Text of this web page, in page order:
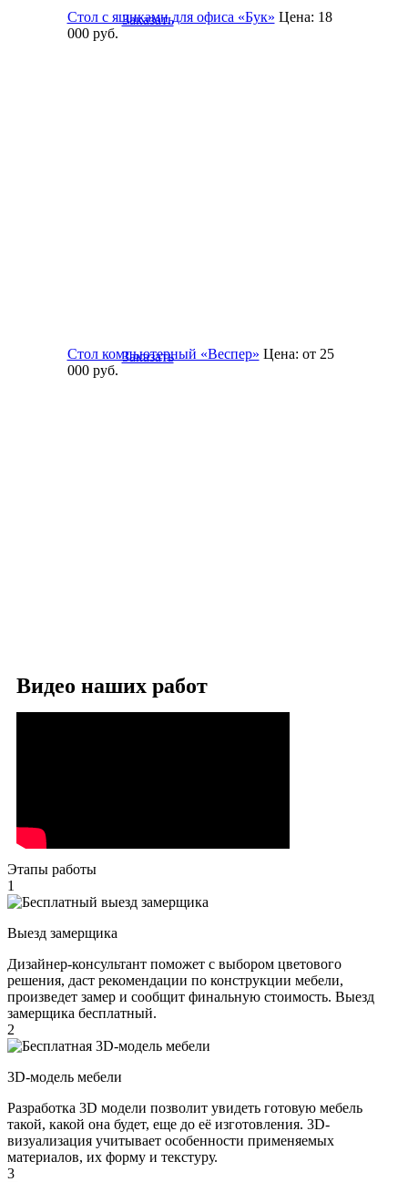
Стол с ящиками для офиса «Бук» Цена: 18
000руб.
Заказать
Стол компьютерный «Веспер» Цена: от 25
000руб.
Заказать
Видео наших работ
Этапы работы
1
Выезд замерщика
Дизайнер-консультант поможет с выбором цветового
решения, даст рекомендации по конструкции мебели,
произведет замер и сообщит финальную стоимость. Выезд
замерщика бесплатный.
2
3D-модель мебели
Разработка 3D модели позволит увидеть готовую мебель
такой, какой она будет, еще до её изготовления. 3D-
визуализация учитывает особенности применяемых
материалов, их форму и текстуру.
3